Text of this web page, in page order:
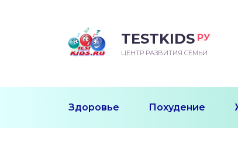
TESTKIDS РУ
ЦЕНТР РАЗВИТИЯ СЕМЬИ
Здоровье Похудение
МЕСЯЦ
УЧИТСЯ
ПОСЛЕ ГОДА
К ШКОЛЕ
ДОШКОЛЬНИКА
ШКОЛА
ШКОЛЬНИКА
ШКОЛЬНИКА